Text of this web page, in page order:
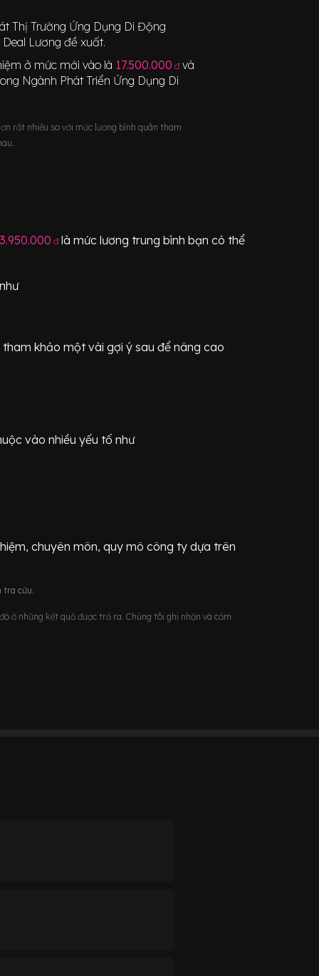
Thị Trường Ứng Dụng Di Động
Lương đề xuất.
ở mức mới vào là 17.500.000 đ và
Ngành Phát Triển Ứng Dụng Di
rất nhiều so với mức lương bình quân tham
đlà mức lương trung bình bạn có thể
khảo một vài gợi ý sau để nâng cao
vào nhiều yếu tố như
chuyên môn, quy mô công ty dựa trên
tra cứu.
ở những kết quả được trả ra. Chúng tôi ghi nhận và cảm